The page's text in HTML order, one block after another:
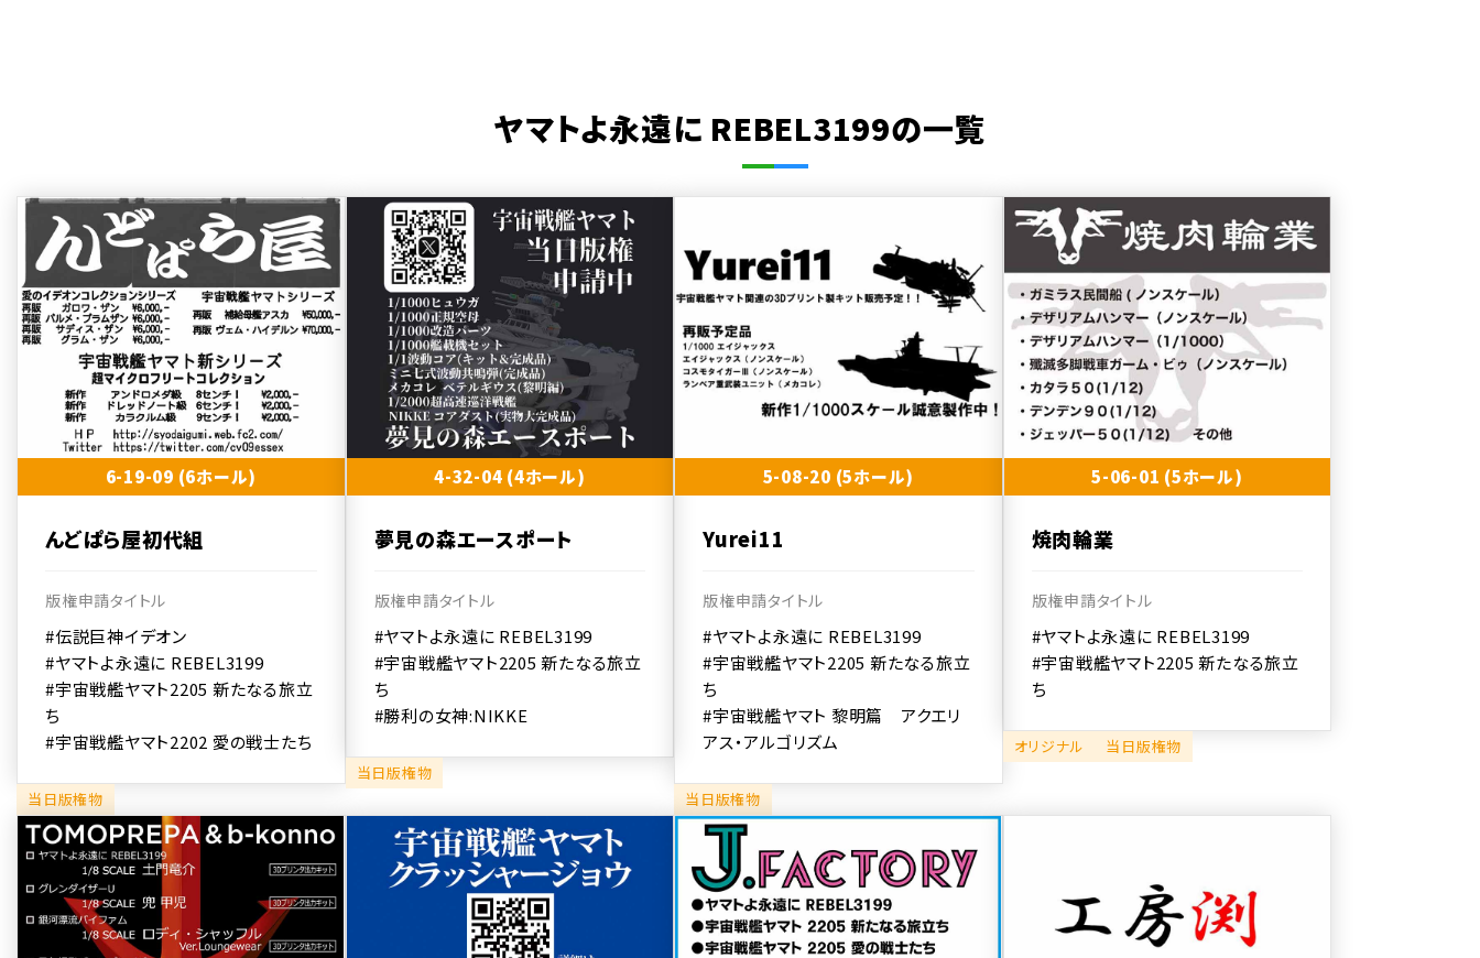
ヤマトよ永遠に REBEL3199の一覧
6-19-09 (6ホール)
んどぱら屋初代組
版権申請タイトル
#伝説巨神イデオン
#ヤマトよ永遠に REBEL3199
#宇宙戦艦ヤマト2205 新たなる旅立
ち
#宇宙戦艦ヤマト2202 愛の戦士たち
当日版権物
4-32-04 (4ホール)
夢見の森エースポート
版権申請タイトル
#ヤマトよ永遠に REBEL3199
#宇宙戦艦ヤマト2205 新たなる旅立
ち
#勝利の女神:NIKKE
当日版権物
5-08-20 (5ホール)
Yurei11
版権申請タイトル
#ヤマトよ永遠に REBEL3199
#宇宙戦艦ヤマト2205 新たなる旅立
ち
#宇宙戦艦ヤマト 黎明篇 アクエリ
アス・アルゴリズム
当日版権物
5-06-01 (5ホール)
焼肉輪業
版権申請タイトル
#ヤマトよ永遠に REBEL3199
#宇宙戦艦ヤマト2205 新たなる旅立
ち
オリジナル 当日版権物